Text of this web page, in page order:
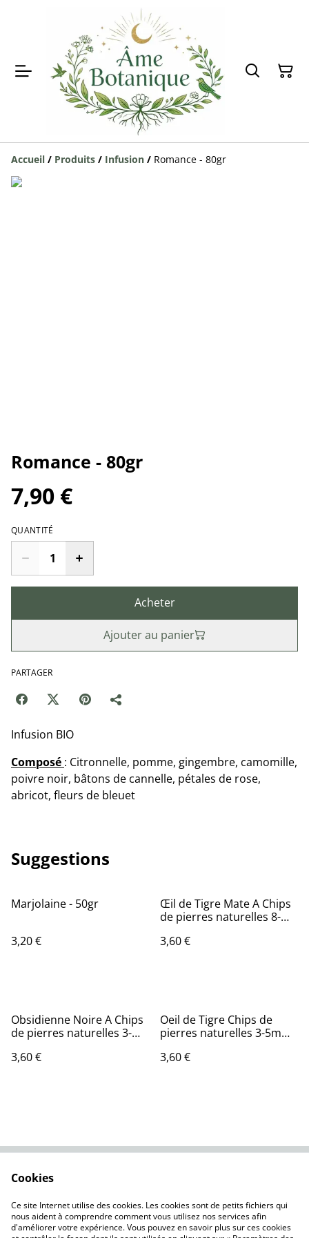
Accueil / Produits / Infusion / Romance - 80gr
Romance - 80gr
7,90 €
QUANTITÉ
Acheter
Ajouter au panier
PARTAGER
Infusion BIO
Composé : Citronnelle, pomme, gingembre, camomille,
poivre noir, bâtons de cannelle, pétales de rose,
abricot, fleurs de bleuet
Suggestions
Marjolaine - 50gr
3,20 €
Œil de Tigre Mate A Chips
de pierres naturelles 8-
3,60 €
Obsidienne Noire A Chips
de pierres naturelles 3-
3,60 €
Oeil de Tigre Chips de
pierres naturelles 3-5mm
3,60 €
Politique de
confidentialité
Politique de cookies
Cookies
Ce site Internet utilise des cookies. Les cookies sont de petits fichiers qui
nous aident à comprendre comment vous utilisez nos services afin
d'améliorer votre expérience. Vous pouvez en savoir plus sur ces cookies